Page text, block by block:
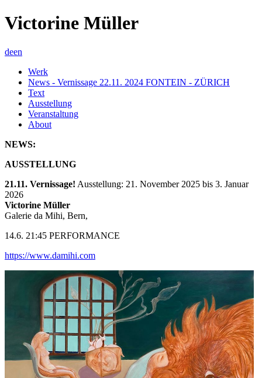
Victorine Müller
deen
Werk
News - Vernissage 22.11. 2024 FONTEIN - ZÜRICH
Text
Ausstellung
Veranstaltung
About
NEWS:
AUSSTELLUNG
21.11. Vernissage! Ausstellung: 21. November 2025 bis 3. Januar
2026
Victorine Müller
Galerie da Mihi, Bern,
14.6. 21:45 PERFORMANCE
https://www.damihi.com